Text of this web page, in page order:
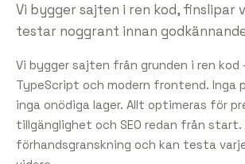
Vi bygger sajten i ren kod, finslipar
testar noggrant innan
Vi bygger sajten från grunden i ren kod
TypeScript och modern frontend. Inga
inga onödiga lager. Allt optimeras för
tillgänglighet och SEO redan från start.
förhandsgranskning och kan testa